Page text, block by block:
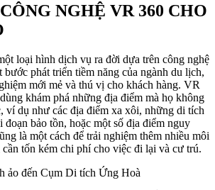
NGHỆ VR 360 CHO
loại hình dịch vụ ra đời dựa trên công nghệ
phát triển tiềm năng của ngành du lịch,
mới mẻ và thú vị cho khách hàng. VR
khám phá những địa điểm mà họ không
ví dụ như các địa điểm xa xôi, những di tích
bảo tồn, hoặc một số địa điểm nguy
là một cách để trải nghiệm thêm nhiều môi
tốn kém chi phí cho việc đi lại và cư trú.
ảo đến Cụm Di tích Ứng Hoà